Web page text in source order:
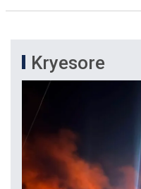
Kryesore